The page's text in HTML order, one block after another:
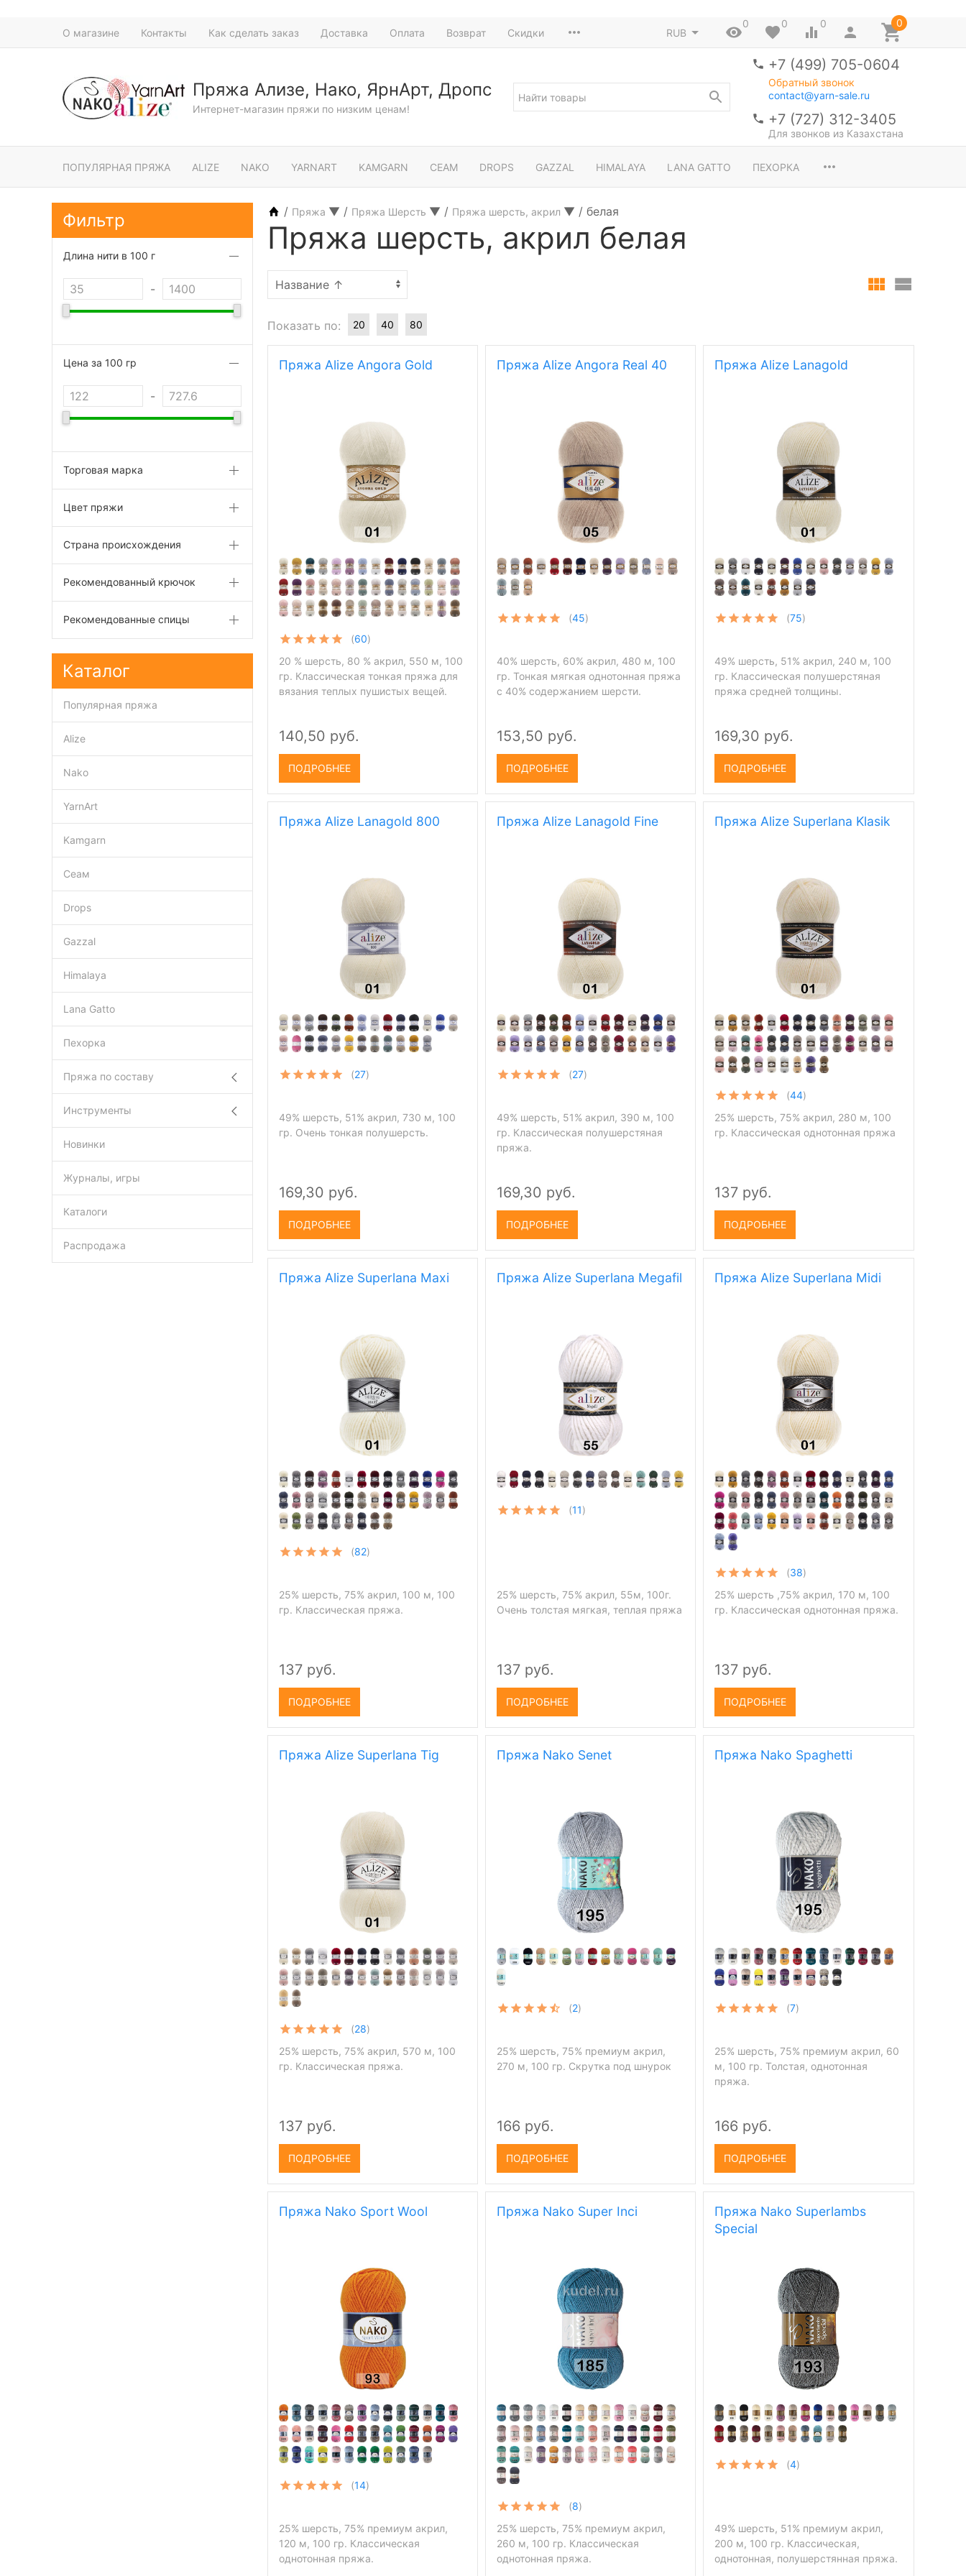
О магазине Контакты Как сделать заказ Доставка Оплата Возврат Скидки RUB
0 0 0 0
Пряжа Ализе, Нако, ЯрнАрт, Дропс
Интернет-магазин пряжи по низким ценам!
+7 (499) 705-0604
Обратный звонок
contact@yarn-sale.ru
+7 (727) 312-3405
Для звонков из Казахстана
ПОПУЛЯРНАЯ ПРЯЖА ALIZE NAKO YARNART KAMGARN СЕАМ DROPS GAZZAL HIMALAYA LANA GATTO ПЕХОРКА
/ Пряжа ▼ / Пряжа Шерсть ▼ / Пряжа шерсть, акрил ▼ / белая
Пряжа шерсть, акрил белая
Показать по: 20 40 80
Пряжа Alize Angora Gold
(60)
20 % шерсть, 80 % акрил, 550 м, 100
гр. Классическая тонкая пряжа для
вязания теплых пушистых вещей.
140,50 руб.
ПОДРОБНЕЕ
Пряжа Alize Angora Real 40
(45)
40% шерсть, 60% акрил, 480 м, 100
гр. Тонкая мягкая однотонная пряжа
с 40% содержанием шерсти.
153,50 руб.
ПОДРОБНЕЕ
Пряжа Alize Lanagold
(75)
49% шерсть, 51% акрил, 240 м, 100
гр. Классическая полушерстяная
пряжа средней толщины.
169,30 руб.
ПОДРОБНЕЕ
Пряжа Alize Lanagold 800
(27)
49% шерсть, 51% акрил, 730 м, 100
гр. Очень тонкая полушерсть.
169,30 руб.
ПОДРОБНЕЕ
Пряжа Alize Lanagold Fine
(27)
49% шерсть, 51% акрил, 390 м, 100
гр. Классическая полушерстяная
пряжа.
169,30 руб.
ПОДРОБНЕЕ
Пряжа Alize Superlana Klasik
(44)
25% шерсть, 75% акрил, 280 м, 100
гр. Классическая однотонная пряжа
137 руб.
ПОДРОБНЕЕ
Пряжа Alize Superlana Maxi
(82)
25% шерсть, 75% акрил, 100 м, 100
гр. Классическая пряжа.
137 руб.
ПОДРОБНЕЕ
Пряжа Alize Superlana Megafil
(11)
25% шерсть, 75% акрил, 55м, 100г.
Очень толстая мягкая, теплая пряжа
137 руб.
ПОДРОБНЕЕ
Пряжа Alize Superlana Midi
(38)
25% шерсть ,75% акрил, 170 м, 100
гр. Классическая однотонная пряжа.
137 руб.
ПОДРОБНЕЕ
Пряжа Alize Superlana Tig
(28)
25% шерсть, 75% акрил, 570 м, 100
гр. Классическая пряжа.
137 руб.
ПОДРОБНЕЕ
Пряжа Nako Senet
(2)
25% шерсть, 75% премиум акрил,
270 м, 100 гр. Скрутка под шнурок
166 руб.
ПОДРОБНЕЕ
Пряжа Nako Spaghetti
(7)
25% шерсть, 75% премиум акрил, 60
м, 100 гр. Толстая, однотонная
пряжа.
166 руб.
ПОДРОБНЕЕ
Пряжа Nako Sport Wool
(14)
25% шерсть, 75% премиум акрил,
120 м, 100 гр. Классическая
однотонная пряжа.
Пряжа Nako Super Inci
(8)
25% шерсть, 75% премиум акрил,
260 м, 100 гр. Классическая
однотонная пряжа.
Пряжа Nako Superlambs
Special
(4)
49% шерсть, 51% премиум акрил,
200 м, 100 гр. Классическая,
однотонная, полушерстянная пряжа.
Фильтр
Длина нити в 100 г
-
Цена за 100 гр
-
Торговая марка
Цвет пряжи
Страна происхождения
Рекомендованный крючок
Рекомендованные спицы
Каталог
Популярная пряжа
Alize
Nako
YarnArt
Kamgarn
Сеам
Drops
Gazzal
Himalaya
Lana Gatto
Пехорка
Пряжа по составу
Инструменты
Новинки
Журналы, игры
Каталоги
Распродажа